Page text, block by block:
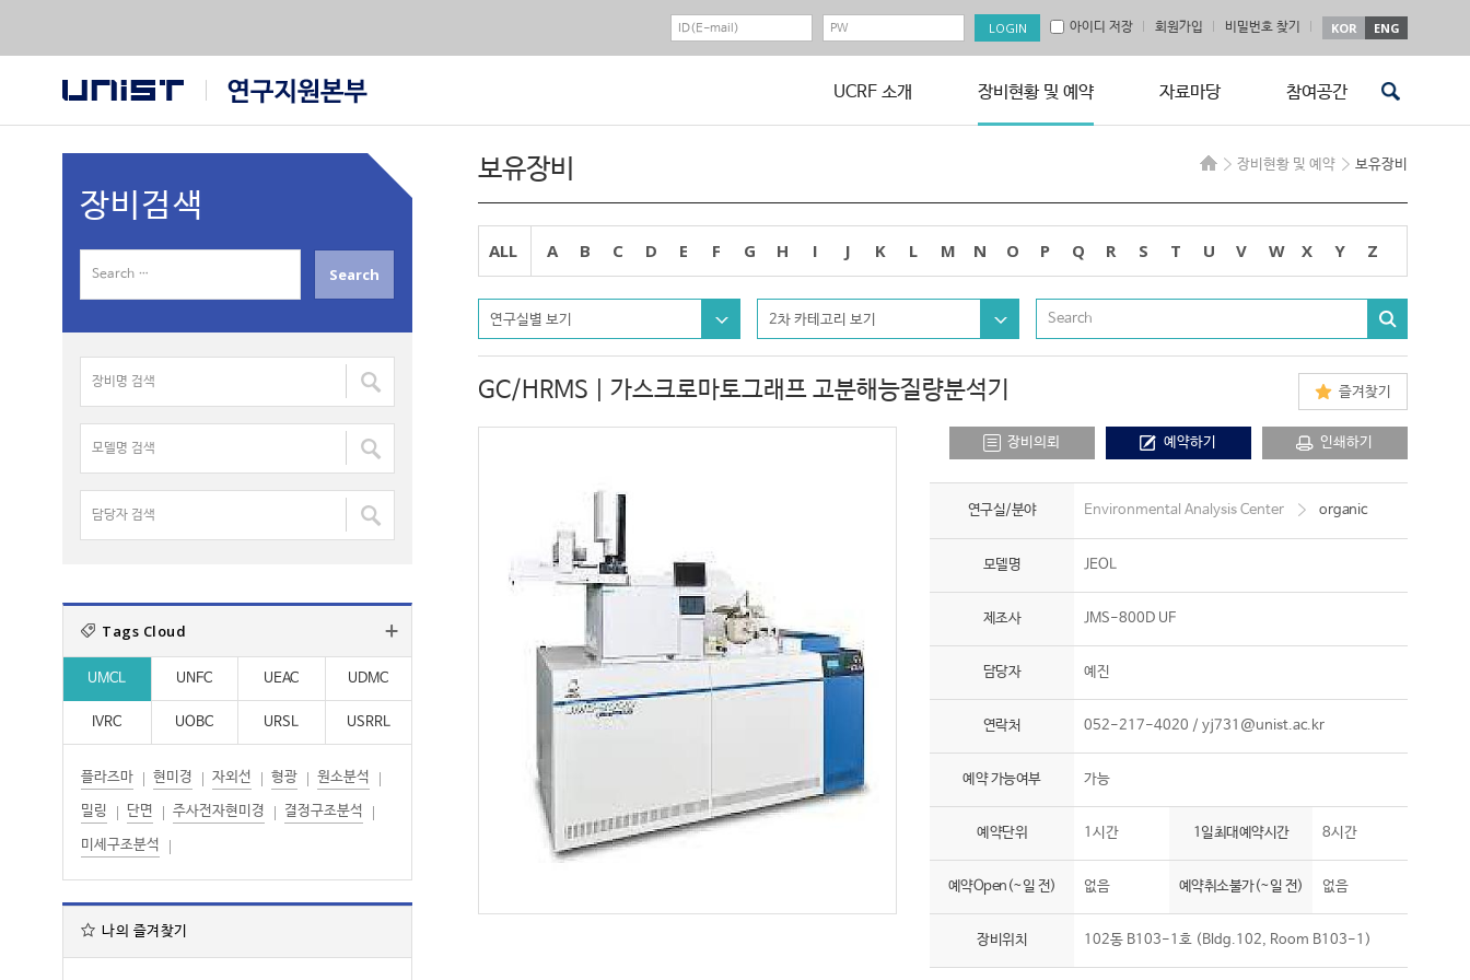
아이디 저장 회원가입 비밀번호 찾기 KOR ENG
UCRF 소개 장비현황 및 예약 자료마당 참여공간
장비현황 및 예약 보유장비
보유장비
ALL A B C D E F G H I J K L M N O P Q R S T U V W X Y Z
연구실별 보기 2차 카테고리 보기
GC/HRMS | 가스크로마토그래프 고분해능질량분석기 즐겨찾기
장비의뢰 예약하기 인쇄하기
연구실/분야 Environmental Analysis Center organic
모델명 JEOL
제조사 JMS-800D UF
담당자 예진
연락처 052-217-4020 / yj731@unist.ac.kr
예약 가능여부 가능
예약단위 1시간 1일최대예약시간 8시간
예약Open(~일 전) 없음 예약취소불가(~일 전) 없음
장비위치 102동 B103-1호 (Bldg.102, Room B103-1)
장비검색
f
장
명
검
색
모
명
검
색
담
색
:
Tags Cloud
UMCL UNFC UEAC UDMC
IVRC UOBC URSL USRRL
플라즈마 현미경 자외선 형광 원소분석
밀링 단면 주사전자현미경 결정구조분석
미세구조분석
나의 즐겨찾기